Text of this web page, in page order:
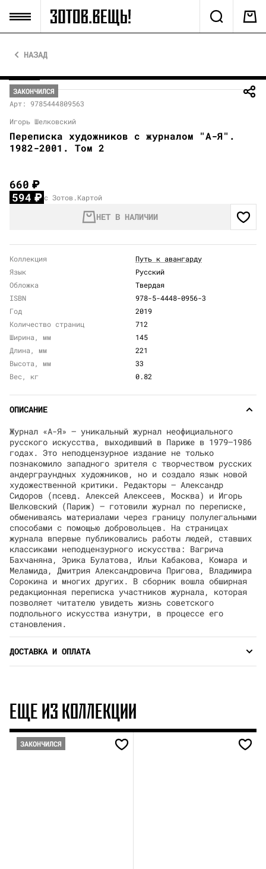
НАЗАД
ЗАКОНЧИЛСЯ
Арт: 9785444809563
Игорь Шелковский
Переписка художников с журналом "А-Я".
1982-2001. Том 2
660₽
594₽ с Зотов.Картой
НЕТ В НАЛИЧИИ
Коллекция
Путь к авангарду
Язык
Русский
Обложка
Твердая
ISBN
978-5-4448-0956-3
Год
2019
Количество страниц
712
Ширина, мм
145
Длина, мм
221
Высота, мм
33
Вес, кг
0.82
ОПИСАНИЕ
Журнал «А-Я» — уникальный журнал неофициального
русского искусства, выходивший в Париже в 1979—1986
годах. Это неподцензурное издание не только
познакомило западного зрителя с творчеством русских
андерграундных художников, но и создало язык новой
художественной критики. Редакторы — Александр
Сидоров (псевд. Алексей Алексеев, Москва) и Игорь
Шелковский (Париж) — готовили журнал по переписке,
обмениваясь материалами через границу полулегальными
способами с помощью добровольцев. На страницах
журнала впервые публиковались работы людей, ставших
классиками неподцензурного искусства: Вагрича
Бахчаняна, Эрика Булатова, Ильи Кабакова, Комара и
Меламида, Дмитрия Александровича Пригова, Владимира
Сорокина и многих других. В сборник вошла обширная
редакционная переписка участников журнала, которая
позволяет читателю увидеть жизнь советского
подпольного искусства изнутри, в процессе его
становления.
ДОСТАВКА И ОПЛАТА
ЕЩЕ ИЗ КОЛЛЕКЦИИ
ЗАКОНЧИЛСЯ